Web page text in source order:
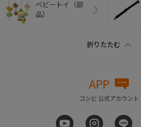
ベビートイ（部
品）
APP
コンビ 公式アカウント